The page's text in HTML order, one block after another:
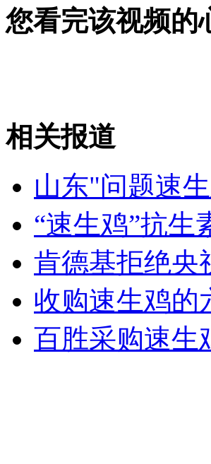
朝媒很少提及韩国大选候选人
山西运城恶犬咬伤多人 警民合力深
女孩北京地铁殴打老人 痛下狠手拳
无痛分娩是否安全 医生回应
外交部：反对强权政治霸凌主义
您看完该视频的
相关报道
山东"问题速
“速生鸡”抗生
肯德基拒绝央
收购速生鸡的
百胜采购速生